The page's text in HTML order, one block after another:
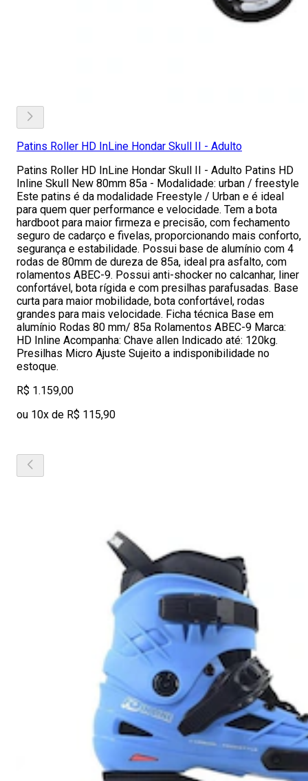
Patins Roller HD InLine Hondar Skull II - Adulto
Patins Roller HD InLine Hondar Skull II - Adulto Patins HD
Inline Skull New 80mm 85a - Modalidade: urban / freestyle
Este patins é da modalidade Freestyle / Urban e é ideal
para quem quer performance e velocidade. Tem a bota
hardboot para maior firmeza e precisão, com fechamento
seguro de cadarço e fivelas, proporcionando mais conforto,
segurança e estabilidade. Possui base de alumínio com 4
rodas de 80mm de dureza de 85a, ideal pra asfalto, com
rolamentos ABEC-9. Possui anti-shocker no calcanhar, liner
confortável, bota rígida e com presilhas parafusadas. Base
curta para maior mobilidade, bota confortável, rodas
grandes para mais velocidade. Ficha técnica Base em
alumínio Rodas 80 mm/ 85a Rolamentos ABEC-9 Marca:
HD Inline Acompanha: Chave allen Indicado até: 120kg.
Presilhas Micro Ajuste Sujeito a indisponibilidade no
estoque.
R$ 1.159,00
ou 10x de R$ 115,90